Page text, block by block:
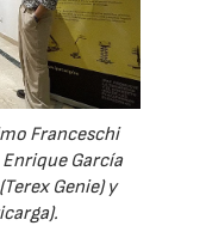
Franceschi
Enrique García
Genie) y